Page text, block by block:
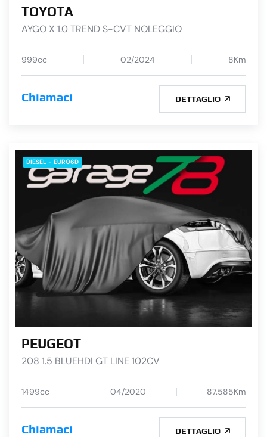
TOYOTA
AYGO X 1.0 TREND S-CVT NOLEGGIO
999cc 02/2024 8Km
Chiamaci DETTAGLIO
DIESEL - EURO6D
PEUGEOT
208 1.5 BLUEHDI GT LINE 102CV
1499cc 04/2020 87.585Km
Chiamaci DETTAGLIO